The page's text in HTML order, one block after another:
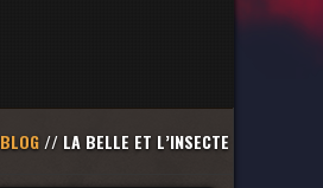
BLOG// LA BELLE ET L’INSECTE